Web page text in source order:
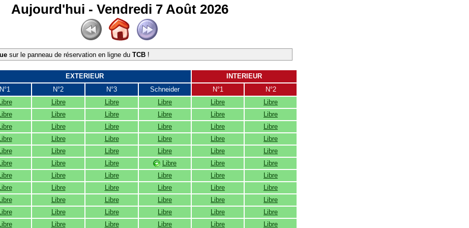
Aujourd'hui - Vendredi 7 Août 2026
sur le panneau de réservation en ligne du TCB !
EXTERIEUR
INTERIEUR
N°1
N°2 N°3 Schneider N°1
N°2
Libre Libre Libre Libre
Libre
Libre Libre Libre Libre
Libre
Libre Libre Libre Libre
Libre
Libre Libre Libre Libre
Libre
Libre Libre Libre Libre
Libre
Libre Libre Libre Libre
Libre
Libre Libre Libre Libre
Libre
Libre Libre Libre Libre
Libre
Libre Libre Libre Libre
Libre
Libre Libre Libre Libre
Libre
Libre Libre Libre Libre
Libre